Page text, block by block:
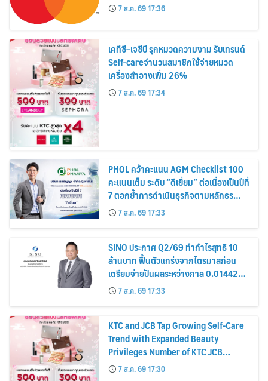
7 ส.ค. 69 17:36
เคทีซี–เจซีบี รุกหมวดความงาม รับเทรนด์
Self-careจำนวนสมาชิกใช้จ่ายหมวด
เครื่องสำอางเพิ่ม 26%
7 ส.ค. 69 17:34
PHOL คว้าคะแนน AGM Checklist 100
คะแนนเต็ม ระดับ “ดีเยี่ยม” ต่อเนื่องเป็นปีที่
7 ตอกย้ำการดำเนินธุรกิจตามหลักธร
รมาภิบาล โปร่งใส สร้างความเชื่อมั่นผู้ถือ
หุ้น
7 ส.ค. 69 17:33
SINO ประกาศ Q2/69 ทำกำไรสุทธิ 10
ล้านบาท ฟื้นตัวแกร่งจากไตรมาสก่อน
เตรียมจ่ายปันผลระหว่างกาล 0.014423
บาทต่อหุ้น ครึ่งปีหลังมุ่งเติบโตต่อเนื่อง
7 ส.ค. 69 17:33
KTC and JCB Tap Growing Self-Care
Trend with Expanded Beauty
Privileges Number of KTC JCB
Cardmembers Spending on
Cosmetics Rises 26%
7 ส.ค. 69 17:30